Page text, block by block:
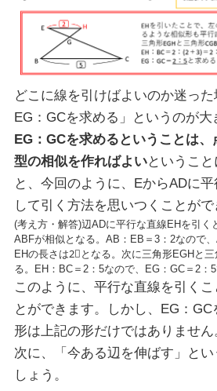
どこに線を引けばよいのか迷っ
EG：GCを求める」というのが大
EG：GCを求めるということは
型の相似を作ればよいというこ
と、今回のように、EからADに
して引く方法を思いつくことがで
(考え方・解答)辺ADに平行な直線EHを引く
ABFが相似となる。AB：EB＝3：2なので、
EHの長さは2⃣となる。次に三角形EGHと
る。EH：BC＝2：5なので、EG：GC＝2：5
このように、平行な直線を引く
とができます。しかし、EG：
形は上記の形だけではありません
次に、「今ある辺を伸ばす」と
しょう。